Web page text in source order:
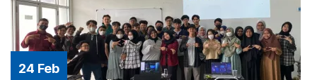
24 Feb